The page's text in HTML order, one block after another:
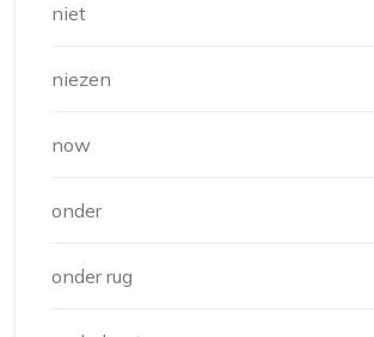
niet
niezen
now
onder
onder rug